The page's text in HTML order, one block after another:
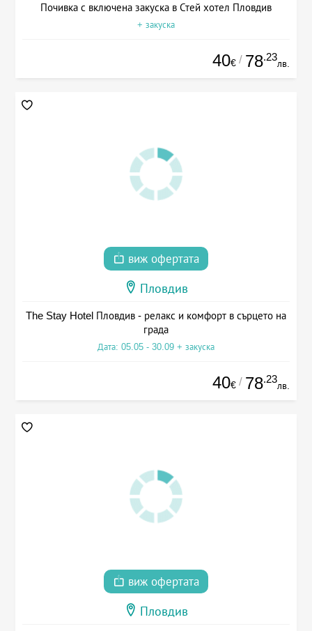
Почивка с включена закуска в Стей хотел Пловдив
+ закуска
40€ / 78.23
лв.
виж офертата
Пловдив
The Stay Hotel Пловдив - релакс и комфорт в сърцето на
града
Дата: 05.05 - 30.09 + закуска
40€ / 78.23
лв.
виж офертата
Пловдив